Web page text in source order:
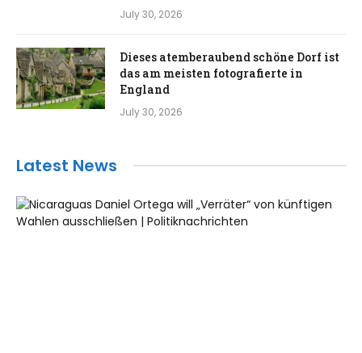
July 30, 2026
Dieses atemberaubend schöne Dorf ist
das am meisten fotografierte in
England
July 30, 2026
Latest News